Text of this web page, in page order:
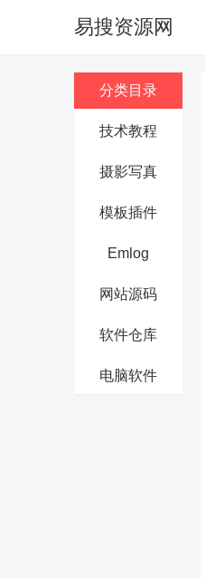
易搜资源网
分类目录
技术教程
摄影写真
模板插件
Emlog
网站源码
软件仓库
电脑软件